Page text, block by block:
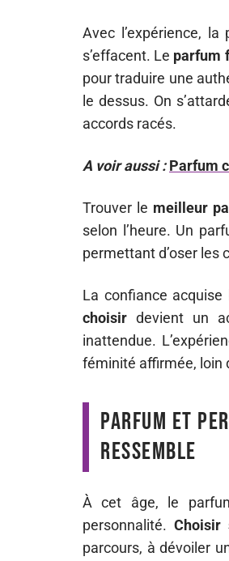
Avec l’expérience,
s’effacent. Le parfum
pour traduire une
le dessus. On
accords racés.
A voir aussi : Parfum
Trouver le meilleur
selon l’heure. Un
permettant d’oser les
La confiance acquise
choisir devient un
inattendue.
féminité affirmée, loin
Parfum et
ressemble
À cet âge, le
personnalité. Choisir
parcours, à dévoiler